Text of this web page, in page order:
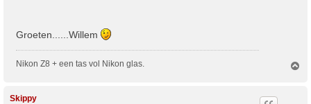
Groeten......Willem
Nikon Z8 + een tas vol Nikon glas.
Skippy